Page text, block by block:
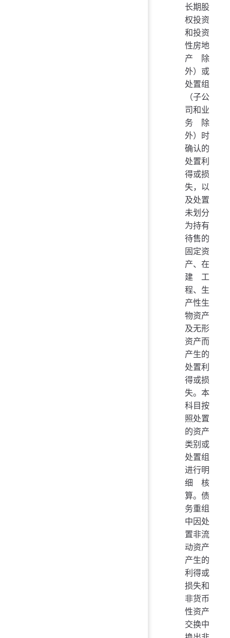
长期股
权投资
和投资
性房地
产除
外）或
处置组
（子公
司和业
务除
外）时
确认的
处置利
得或损
失，以
及处置
未划分
为持有
待售的
固定资
产、在
建工
程、生
产性生
物资产
及无形
资产而
产生的
处置利
得或损
失。本
科目按
照处置
的资产
类别或
处置组
进行明
细核
算。债
务重组
中因处
置非流
动资产
产生的
利得或
损失和
非货币
性资产
交换中